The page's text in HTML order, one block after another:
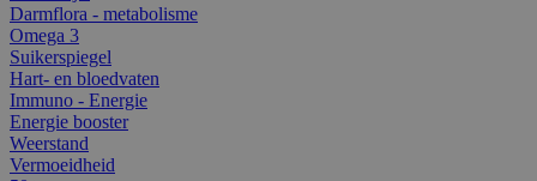
Darmflora - metabolisme
Omega 3
Suikerspiegel
Hart- en bloedvaten
Immuno - Energie
Energie booster
Weerstand
Vermoeidheid